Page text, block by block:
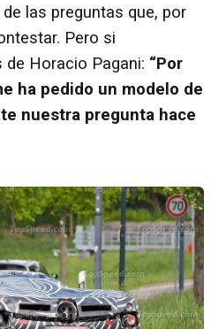
las preguntas que, por
Pero si
Horacio Pagani: “Por
ha pedido un modelo de
nuestra pregunta hace